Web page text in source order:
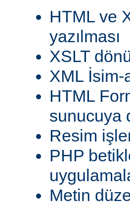
HTML ve
yazılması
XSLT
XML İsim-
HTML
sunucuya
Resim
PHP
Metin